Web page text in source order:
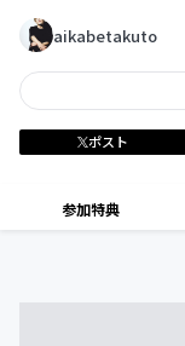
aikabetakuto
ポスト
参加特典